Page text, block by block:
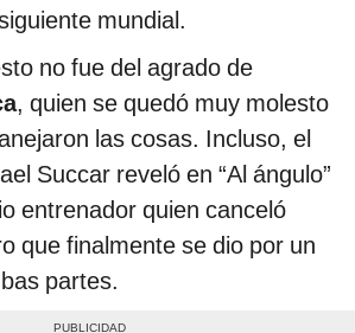
mundial.
no fue del agrado de
, quien se quedó muy molesto
las cosas. Incluso, el
Succar reveló en “Al ángulo”
entrenador quien canceló
que finalmente se dio por un
partes.